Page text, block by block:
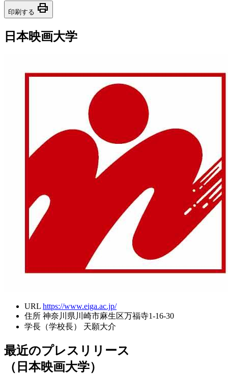
印刷する print
日本映画大学
URL https://www.eiga.ac.jp/
住所 神奈川県川崎市麻生区万福寺1-16-30
学長（学校長）
天願大介
最近のプレスリリース
（日本映画大学）